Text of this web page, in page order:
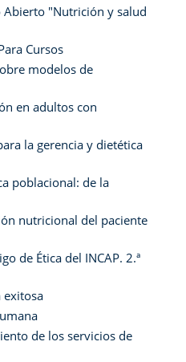
Abierto "Nutrición y salud
Cursos
modelos de
en adultos con
la gerencia y dietética
poblacional: de la
nutricional del paciente
de Ética del INCAP. 2.ª
exitosa
de los servicios de